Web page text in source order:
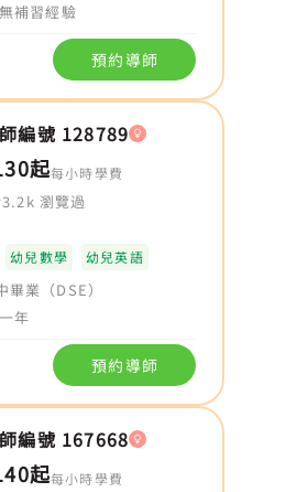
無補習經驗
預約導師
編號 128789
起每小時學費
3.2k 瀏覽過
幼兒數學 幼兒英語
畢業（DSE）
一年
預約導師
編號 167668
起每小時學費